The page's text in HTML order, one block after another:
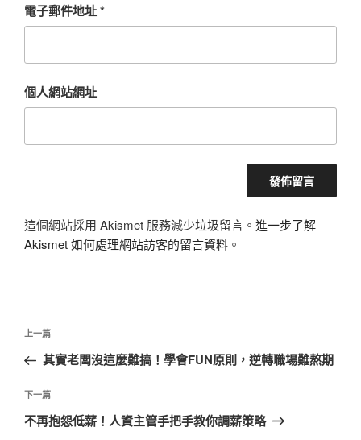
電子郵件地址*
個人網站網址
這個網站採用 Akismet 服務減少垃圾留言。 進一步了解
Akismet 如何處理網站訪客的留言資料 。
文
導
覽
上
一
文
章
上一篇
其實老闆沒這麼難搞！學會FUN原則，逆轉職場難熬期
下
一
下一篇
不再抱怨低薪！人資主管手把手教你調薪策略